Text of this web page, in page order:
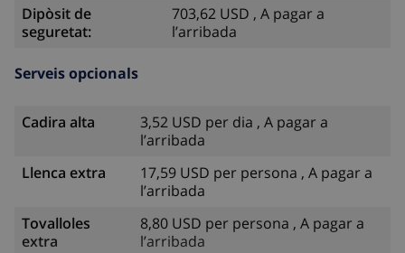
Dipòsit de
seguretat:
703,62 USD , A pagar a
l’arribada
Serveis opcionals
Cadira alta
3,52 USD per dia , A pagar a
l’arribada
Llenca extra
17,59 USD per persona , A pagar a
l’arribada
Tovalloles
extra
8,80 USD per persona , A pagar a
l’arribada